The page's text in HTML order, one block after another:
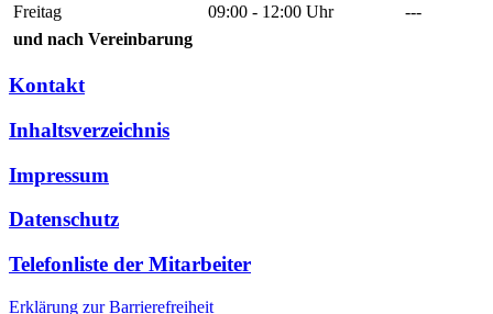
Freitag
09:00 - 12:00 Uhr
---
und nach Vereinbarung
Kontakt
Inhaltsverzeichnis
Impressum
Datenschutz
Telefonliste der Mitarbeiter
Erklärung zur Barrierefreiheit